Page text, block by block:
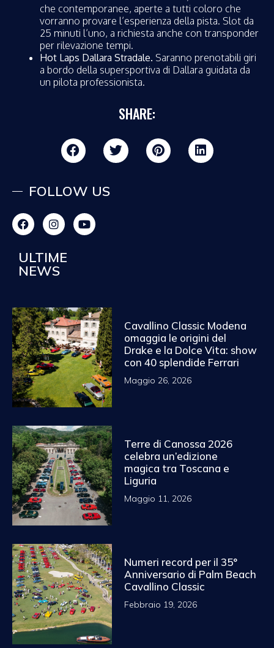
che contemporanee, aperte a tutti coloro che
vorranno provare l’esperienza della pista. Slot da
25 minuti l’uno, a richiesta anche con transponder
per rilevazione tempi.
Hot Laps Dallara Stradale. Saranno prenotabili giri
a bordo della supersportiva di Dallara guidata da
un pilota professionista.
SHARE:
FOLLOW US
ULTIME
NEWS
Cavallino Classic Modena
omaggia le origini del
Drake e la Dolce Vita: show
con 40 splendide Ferrari
Maggio 26, 2026
Terre di Canossa 2026
celebra un’edizione
magica tra Toscana e
Liguria
Maggio 11, 2026
Numeri record per il 35°
Anniversario di Palm Beach
Cavallino Classic
Febbraio 19, 2026